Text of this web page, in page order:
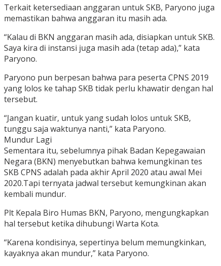
Terkait ketersediaan anggaran untuk SKB, Paryono juga
memastikan bahwa anggaran itu masih ada.
“Kalau di BKN anggaran masih ada, disiapkan untuk SKB.
Saya kira di instansi juga masih ada (tetap ada),” kata
Paryono.
Paryono pun berpesan bahwa para peserta CPNS 2019
yang lolos ke tahap SKB tidak perlu khawatir dengan hal
tersebut.
“Jangan kuatir, untuk yang sudah lolos untuk SKB,
tunggu saja waktunya nanti,” kata Paryono.
Mundur Lagi
Sementara itu, sebelumnya pihak Badan Kepegawaian
Negara (BKN) menyebutkan bahwa kemungkinan tes
SKB CPNS adalah pada akhir April 2020 atau awal Mei
2020.Tapi ternyata jadwal tersebut kemungkinan akan
kembali mundur.
Plt Kepala Biro Humas BKN, Paryono, mengungkapkan
hal tersebut ketika dihubungi Warta Kota.
“Karena kondisinya, sepertinya belum memungkinkan,
kayaknya akan mundur,” kata Paryono.